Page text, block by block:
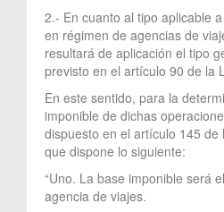
2.- En cuanto al tipo aplicable
en régimen de agencias de
resultará de aplicación el tipo
previsto en el artículo 90 de la
En este sentido, para la
imponible de dichas
dispuesto en el artículo 145 de
que dispone lo siguiente:
“Uno. La base imponible será
agencia de viajes.